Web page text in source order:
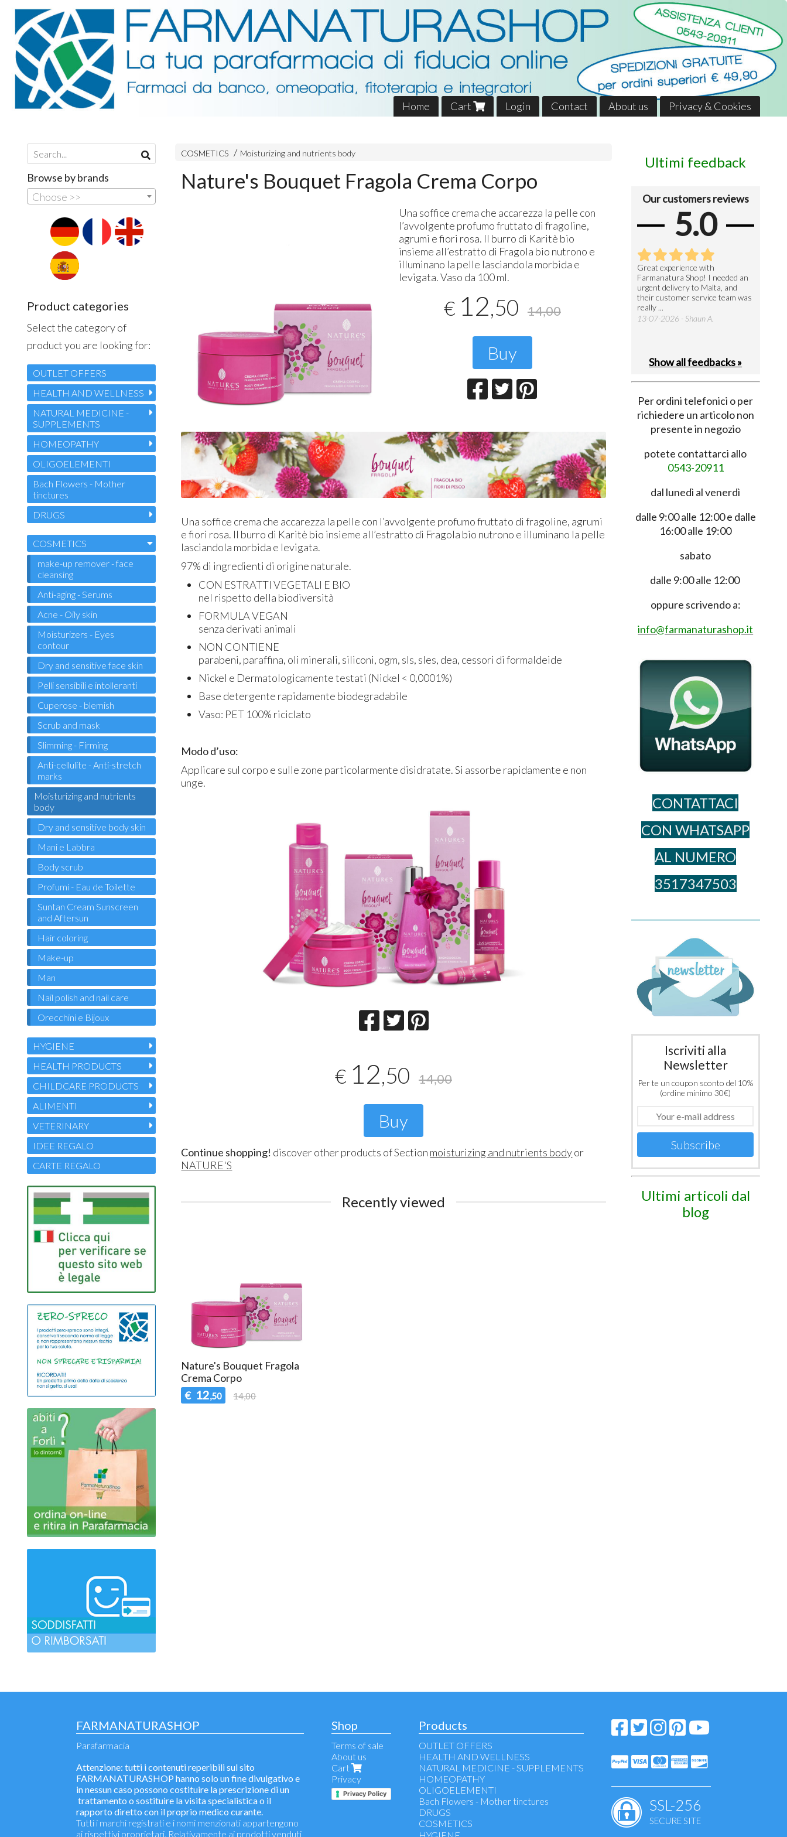
Home Cart Login Contact About us Privacy & Cookies
COSMETICS Moisturizing and nutrients body
Nature's Bouquet Fragola Crema Corpo
Una soffice crema che accarezza la pelle con
l’avvolgente profumo fruttato di fragoline,
agrumi e fiori rosa. Il burro di Karitè bio
insieme all’estratto di Fragola bio nutrono e
illuminano la pelle lasciandola morbida e
levigata. Vaso da 100 ml.
€ 12,50 14,00
Buy
Una soffice crema che accarezza la pelle con l’avvolgente profumo fruttato di fragoline, agrumi
e fiori rosa. Il burro di Karitè bio insieme all’estratto di Fragola bio nutrono e illuminano la pelle
lasciandola morbida e levigata.
97% di ingredienti di origine naturale.
CON ESTRATTI VEGETALI E BIO
nel rispetto della biodiversità
FORMULA VEGAN
senza derivati animali
NON CONTIENE
parabeni, paraffina, oli minerali, siliconi, ogm, sls, sles, dea, cessori di formaldeide
Nickel e Dermatologicamente testati (Nickel < 0,0001%)
Base detergente rapidamente biodegradabile
Vaso: PET 100% riciclato
Modo d’uso:
Applicare sul corpo e sulle zone particolarmente disidratate. Si assorbe rapidamente e non
unge.
€ 12,50 14,00
Buy
Continue shopping! discover other products of Section moisturizing and nutrients bodyor
NATURE'S
Recently viewed
Nature's Bouquet Fragola
Crema Corpo
€ 12,50 14,00
Browse by brands
Choose >>
Product categories
Select the category of
product you are looking for:
OUTLET OFFERS
HEALTH AND WELLNESS
NATURAL MEDICINE -
SUPPLEMENTS
HOMEOPATHY
OLIGOELEMENTI
Bach Flowers - Mother
tinctures
DRUGS
COSMETICS
make-up remover - face
cleansing
Anti-aging - Serums
Acne - Oily skin
Moisturizers - Eyes
contour
Dry and sensitive face skin
Pelli sensibili e intolleranti
Cuperose - blemish
Scrub and mask
Slimming - Firming
Anti-cellulite - Anti-stretch
marks
Moisturizing and nutrients
body
Dry and sensitive body skin
Mani e Labbra
Body scrub
Profumi - Eau de Toilette
Suntan Cream Sunscreen
and Aftersun
Hair coloring
Make-up
Man
Nail polish and nail care
Orecchini e Bijoux
HYGIENE
HEALTH PRODUCTS
CHILDCARE PRODUCTS
ALIMENTI
VETERINARY
IDEE REGALO
CARTE REGALO
Ultimi feedback
Our customers reviews
5.0
Tutto perfetto
Great experience with
Farmanatura Shop! I needed an
urgent delivery to Malta, and
their customer service team was
really ...
13-07-2026 - Shaun A.
Show all feedbacks »
Per ordini telefonici o per
richiedere un articolo non
presente in negozio
potete contattarci allo
0543-20911
dal lunedì al venerdì
dalle 9:00 alle 12:00 e dalle
16:00 alle 19:00
sabato
dalle 9:00 alle 12:00
oppure scrivendo a:
info@farmanaturashop.it
CONTATTACI
CON WHATSAPP
AL NUME​RO
3517347503
Iscriviti alla
Newsletter
Per te un coupon sconto del 10%
(ordine minimo 30€)
Subscribe
Ultimi articoli dal
blog
FARMANATURASHOP
Parafarmacia
Attenzione: tutti i contenuti reperibili sul sito
FARMANATURASHOP hanno solo un fine divulgativo e
in nessun caso possono costituire la prescrizione di un
trattamento o sostituire la visita specialistica o il
rapporto diretto con il proprio medico curante.
Tutti i marchi registrati e i nomi menzionati appartengono
ai rispettivi proprietari. Relativamente ai prodotti venduti
Shop
Terms of sale
About us
Cart
Privacy
Privacy Policy
Products
OUTLET OFFERS
HEALTH AND WELLNESS
NATURAL MEDICINE - SUPPLEMENTS
HOMEOPATHY
OLIGOELEMENTI
Bach Flowers - Mother tinctures
DRUGS
COSMETICS
make-up remover - face cleansing
SSL-256
SECURE SITE